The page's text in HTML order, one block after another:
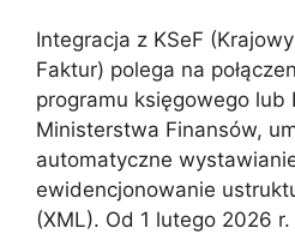
Integracja z KSeF
Faktur) polega na
programu księgowego lub
Ministerstwa Finansów,
automatyczne
ewidencjonowanie
(XML). Od 1 lutego 2026